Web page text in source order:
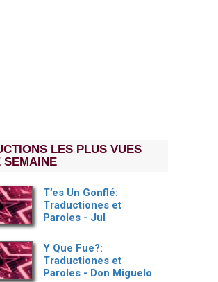
LES PLUS VUES
SEMAINE
T’es Un Gonflé:
Traductiones et
Paroles - Jul
Y Que Fue?:
Traductiones et
Paroles - Don Miguelo